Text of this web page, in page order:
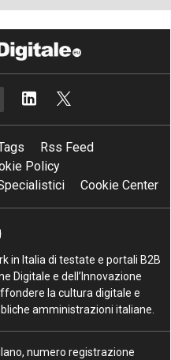
Rss Feed
Policy
Cookie Center
in Italia di testate e portali B2B
Digitale e dell’Innovazione
la cultura digitale e
amministrazioni italiane.
numero registrazione